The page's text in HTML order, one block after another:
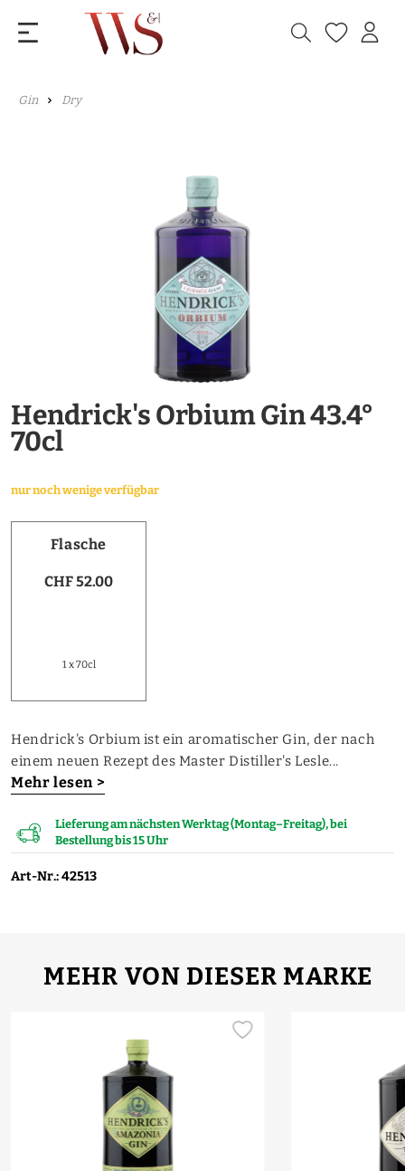
Gin Dry
Hendrick's Orbium Gin 43.4°
70cl
nur noch wenige verfügbar
Flasche
CHF 52.00
1 x 70cl
Hendrick's Orbium ist ein aromatischer Gin, der nach
einem neuen Rezept des Master Distiller's Lesle...
Mehr lesen >
Lieferung am nächsten Werktag (Montag–Freitag), bei
Bestellung bis 15 Uhr
Art-Nr.: 42513
MEHR VON DIESER MARKE